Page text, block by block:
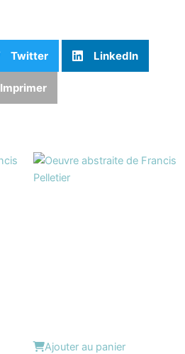
Twitter LinkedIn
Imprimer
Ajouter au panier